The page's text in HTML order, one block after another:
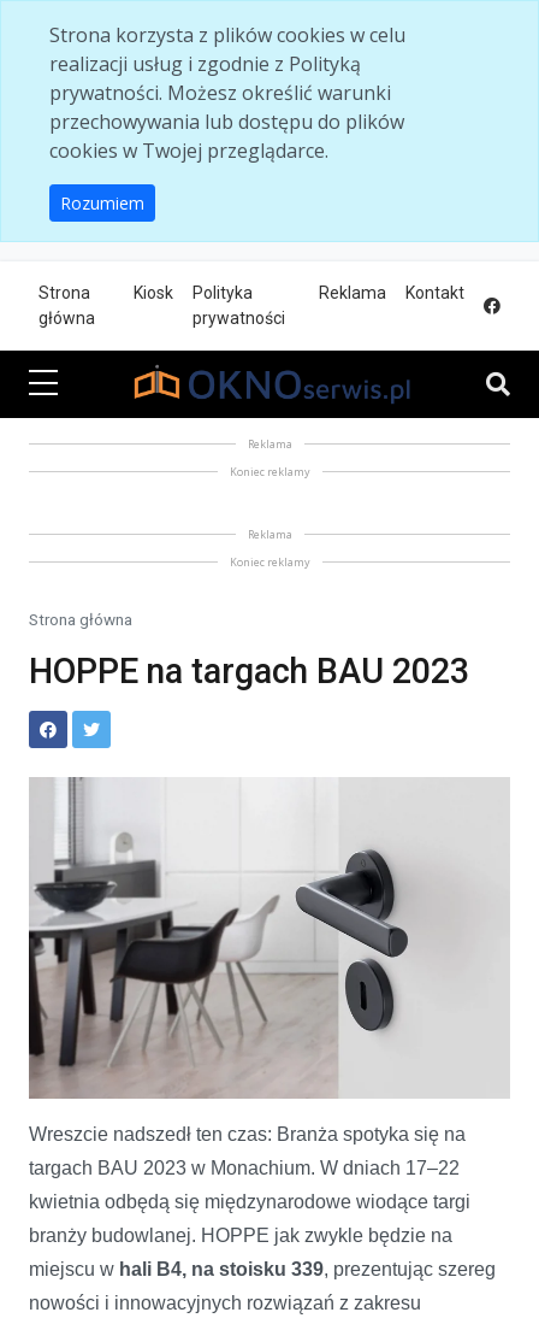
Strona korzysta z plików cookies w celu
realizacji usług i zgodnie z Polityką
prywatności. Możesz określić warunki
przechowywania lub dostępu do plików
cookies w Twojej przeglądarce.
Rozumiem
Strona
główna
Kiosk
Polityka
prywatności
Reklama Kontakt
Reklama
Koniec reklamy
Reklama
Koniec reklamy
Strona główna
HOPPE na targach BAU 2023
Wreszcie nadszedł ten czas: Branża spotyka się na
targach BAU 2023 w Monachium. W dniach 17–22
kwietnia odbędą się międzynarodowe wiodące targi
branży budowlanej. HOPPE jak zwykle będzie na
miejscu w hali B4, na stoisku 339, prezentując szereg
nowości i innowacyjnych rozwiązań z zakresu